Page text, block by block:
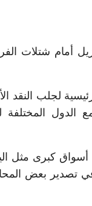
أمام شتلات
لجلب النقد
الدول المختلفة
كبرى مثل
في تصدير بعض